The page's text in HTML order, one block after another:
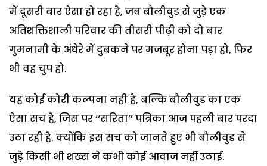
में दूसरी बार ऐसा हो रहा है, जब बौलीवुड से जुड़े एक
अतिशक्तिशाली परिवार की तीसरी पीढ़ी को दो बार
गुमनामी के अंधेरे में दुबकने पर मजबूर होना पड़ा हो, फिर
भी वह चुप हो.
यह कोई कोरी कल्पना नही है, बल्कि बौलीवुड का एक
ऐसा सच है, जिस पर ‘‘सरिता’’ पत्रिका आज पहली बार परदा
उठा रही है. क्योंकि इस सच को जानते हुए भी बौलीवुड से
जुड़े किसी भी शख्स ने कभी कोई आवाज नहीं उठाई.